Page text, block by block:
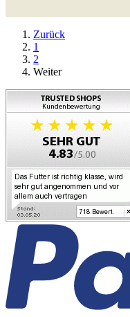
Zurück
1
2
Weiter